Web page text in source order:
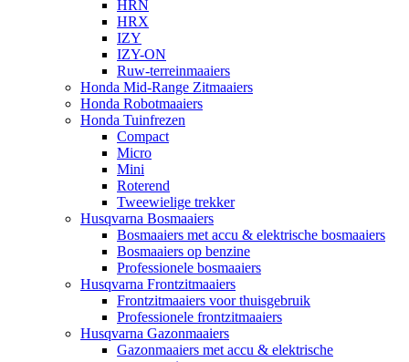
HRN
HRX
IZY
IZY-ON
Ruw-terreinmaaiers
Honda Mid-Range Zitmaaiers
Honda Robotmaaiers
Honda Tuinfrezen
Compact
Micro
Mini
Roterend
Tweewielige trekker
Husqvarna Bosmaaiers
Bosmaaiers met accu & elektrische bosmaaiers
Bosmaaiers op benzine
Professionele bosmaaiers
Husqvarna Frontzitmaaiers
Frontzitmaaiers voor thuisgebruik
Professionele frontzitmaaiers
Husqvarna Gazonmaaiers
Gazonmaaiers met accu & elektrische